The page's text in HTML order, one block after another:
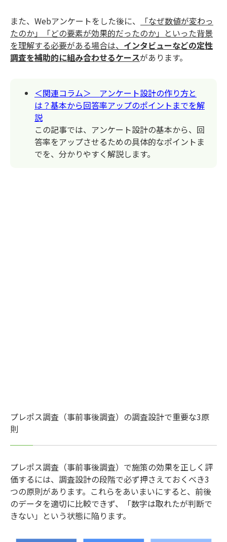
また、Webアンケートをした後に、
「なぜ数値が変わっ
たのか」「どの要素が効果的だったのか」といった背景
を理解する必要がある場合は、 インタビューなどの定性
調査を補助的に組み合わせるケースがあります。
＜関連コラム＞ アンケート設計の作り方と
は？基本から回答率アップのポイントまでを解
説
この記事では、アンケート設計の基本から、回
答率をアップさせるための具体的なポイントま
でを、分かりやすく解説します。
プレポス調査（事前事後調査）の調査設計で重要な3原
則
プレポス調査（事前事後調査）で施策の効果を正しく評
価するには、調査設計の段階で必ず押さえておくべき3
つの原則があります。これらをあいまいにすると、前後
のデータを適切に比較できず、「数字は取れたが判断で
きない」という状態に陥ります。